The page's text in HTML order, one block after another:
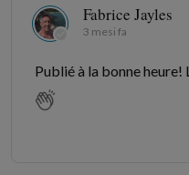
Fabrice Jayles
3 mesi fa
Publié à la bonne heure!